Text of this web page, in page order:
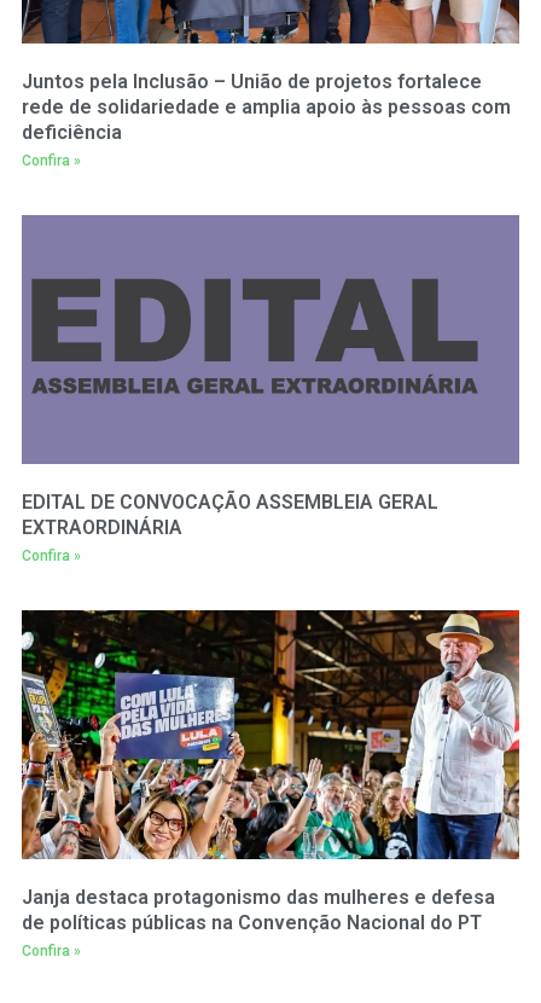
Juntos pela Inclusão – União de projetos fortalece
rede de solidariedade e amplia apoio às pessoas com
deficiência
Confira »
EDITAL DE CONVOCAÇÃO ASSEMBLEIA GERAL
EXTRAORDINÁRIA
Confira »
Janja destaca protagonismo das mulheres e defesa
de políticas públicas na Convenção Nacional do PT
Confira »